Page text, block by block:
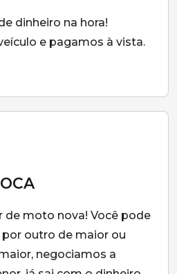
dinheiro na hora!
e pagamos à vista.
de moto nova! Você pode
outro de maior ou
negociamos a